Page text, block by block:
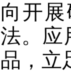
向开
法。应
品，立